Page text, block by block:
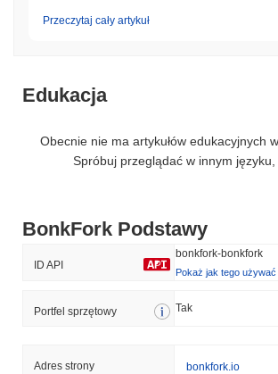
Przeczytaj cały artykuł
Edukacja
Obecnie nie ma artykułów edukacyjnych
Spróbuj przeglądać w innym języku,
BonkFork Podstawy
ID API
bonkfork-bonkfork
Pokaż jak tego używać
Portfel sprzętowy Tak
Adres strony bonkfork.io